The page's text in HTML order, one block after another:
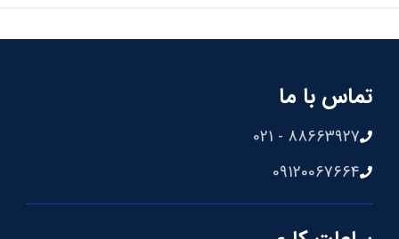
تماس با ما
88663927 - 021
09120067664